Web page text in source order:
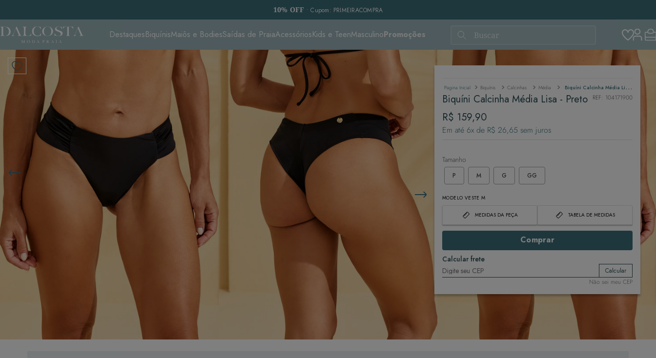
10% OFF • Cupom: PRIMEIRACOMPRA
DestaquesBiquínisMaiôs e BodiesSaídas de PraiaAcessóriosKids e TeenMasculinoPromoções Buscar
Biquínis Calcinhas Média Biquíni Calcinha Média Lisa - Preto
Biquíni Calcinha Média Lisa - Preto
R$ 159,90
Em até 6x de R$ 26,65 sem juros
REF: 104171900
Tamanho
P M G GG
MODELO VESTE M
MEDIDAS DA PEÇA TABELA DE MEDIDAS
Comprar
Calcular frete
Calcular
Não sei meu CEP